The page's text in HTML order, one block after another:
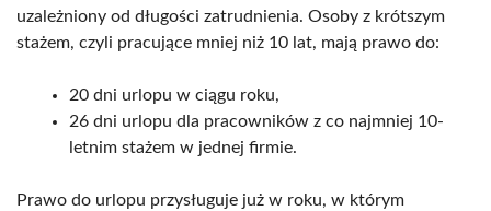
uzależniony od długości zatrudnienia. Osoby z krótszym
stażem, czyli pracujące mniej niż 10 lat, mają prawo do:
20 dni urlopu w ciągu roku,
26 dni urlopu dla pracowników z co najmniej 10-
letnim stażem w jednej firmie.
Prawo do urlopu przysługuje już w roku, w którym